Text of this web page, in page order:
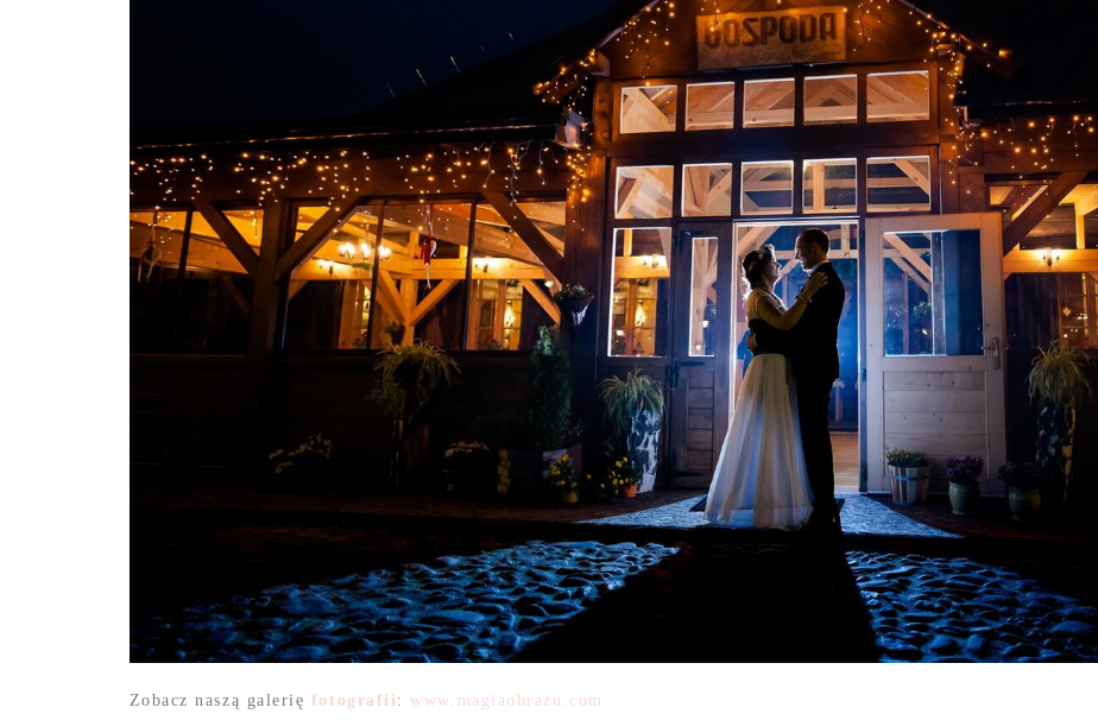
Zobacz naszą galerię fotografii :www.magiaobrazu.com